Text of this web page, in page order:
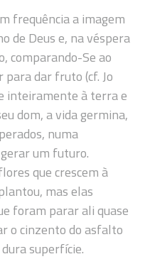
frequência a imagem
de Deus e, na véspera
comparando-Se ao
dar fruto (cf. Jo
inteiramente à terra e
dom, a vida germina,
numa
um futuro.
que crescem à
mas elas
foram parar ali quase
o cinzento do asfalto
superfície.